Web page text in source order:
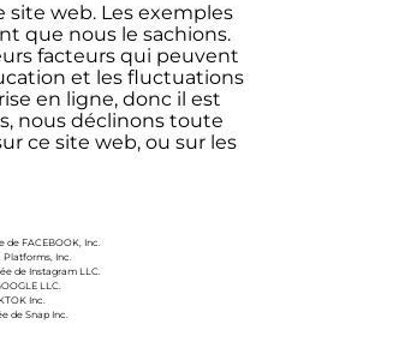
site web. Les exemples
que nous le sachions.
facteurs qui peuvent
et les fluctuations
en ligne, donc il est
nous déclinons toute
ce site web, ou sur les
de FACEBOOK, Inc.
Platforms, Inc.
de Instagram LLC.
LLC.
Inc.
de Snap Inc.